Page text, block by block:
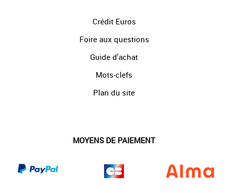
Crédit Euros
Foire aux questions
Guide d'achat
Mots-clefs
Plan du site
MOYENS DE PAIEMENT